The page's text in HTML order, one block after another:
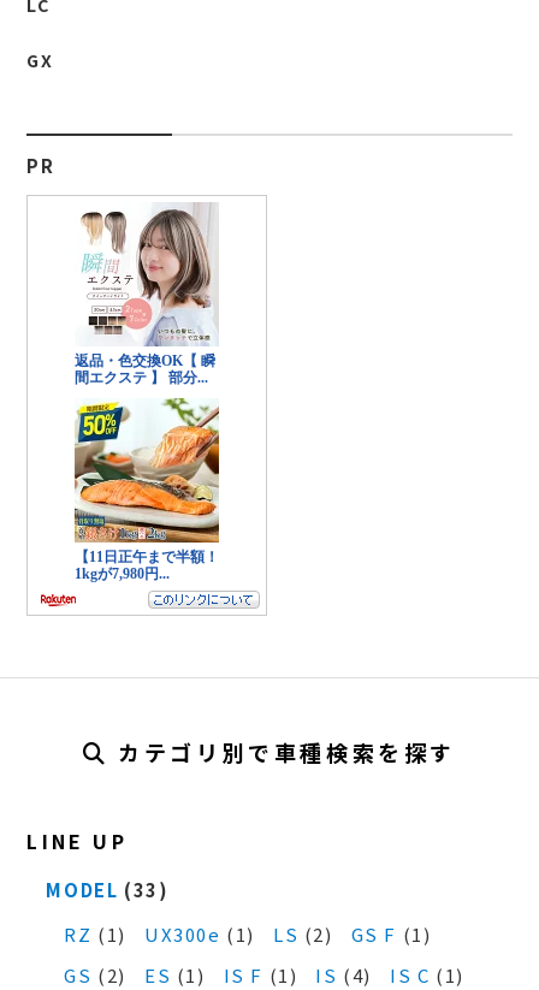
GX
PR
カテゴリ別で車種検索を探す
LINE UP
MODEL (33)
RZ (1) UX300e (1) LS (2) GS F (1)
GS (2) ES (1) IS F (1) IS (4) IS C (1)